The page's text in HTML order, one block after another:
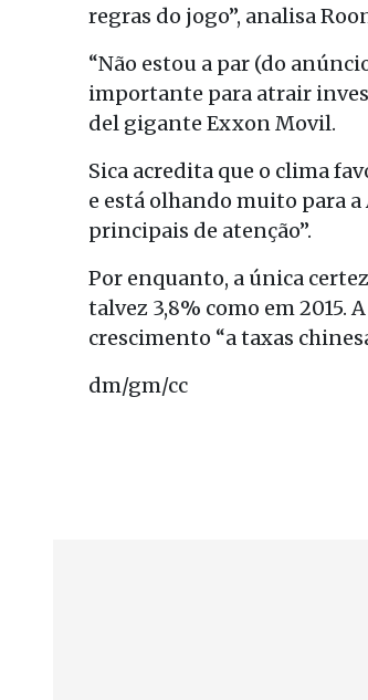
regras do jogo”, analisa
“Não estou a par (do
importante para atrair
del gigante Exxon Movil.
Sica acredita que o clima
e está olhando muito para
principais de atenção”.
Por enquanto, a única
talvez 3,8% como em 2015.
crescimento “a taxas
dm/gm/cc